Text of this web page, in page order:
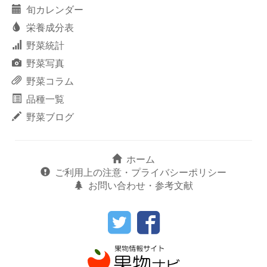
旬カレンダー
栄養成分表
野菜統計
野菜写真
野菜コラム
品種一覧
野菜ブログ
ホーム
ご利用上の注意・プライバシーポリシー
お問い合わせ・参考文献